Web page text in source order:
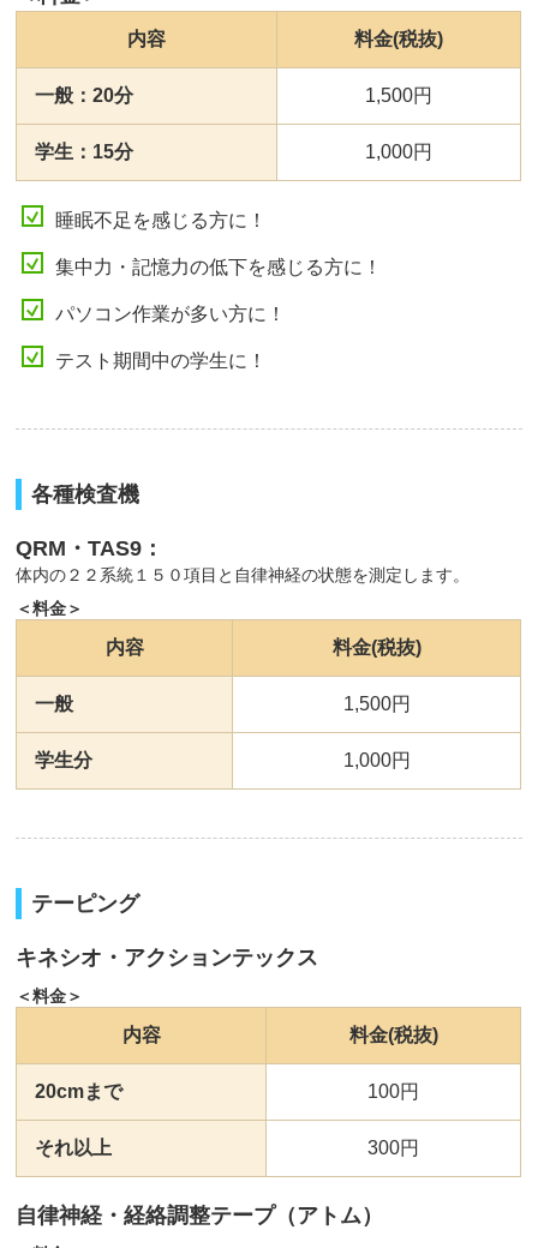
内容 料金(税抜)
一般：20分 1,500円
学生：15分 1,000円
睡眠不足を感じる方に！
集中力・記憶力の低下を感じる方に！
パソコン作業が多い方に！
テスト期間中の学生に！
各種検査機
QRM・TAS9：
体内の２２系統１５０項目と自律神経の状態を測定します。
＜料金＞
内容 料金(税抜)
一般 1,500円
学生分 1,000円
テーピング
キネシオ・アクションテックス
＜料金＞
内容 料金(税抜)
20cmまで 100円
それ以上 300円
自律神経・経絡調整テープ（アトム）